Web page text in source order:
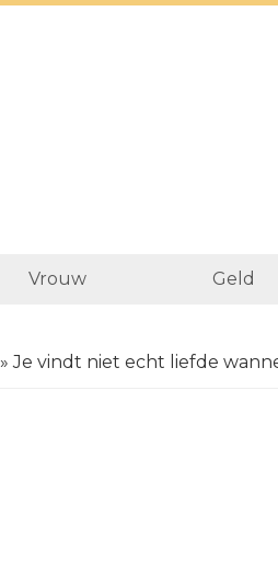
Vrouw Geld
» Je vindt niet echt liefde